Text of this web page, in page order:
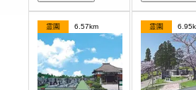
霊園 6.57km 霊園